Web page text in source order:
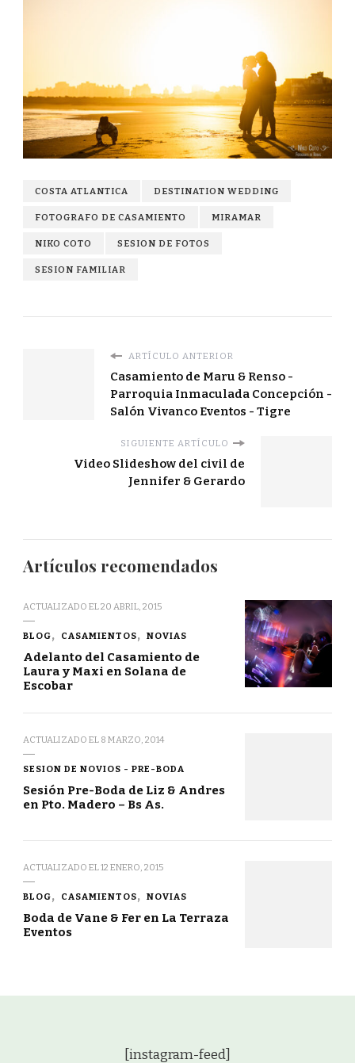
COSTA ATLANTICA DESTINATION WEDDING
FOTOGRAFO DE CASAMIENTO MIRAMAR
NIKO COTO SESION DE FOTOS
SESION FAMILIAR
ARTÍCULO ANTERIOR
Casamiento de Maru & Renso -
Parroquia Inmaculada Concepción -
Salón Vivanco Eventos - Tigre
SIGUIENTE ARTÍCULO
Video Slideshow del civil de
Jennifer & Gerardo
Artículos recomendados
ACTUALIZADO EL20 ABRIL, 2015
BLOG CASAMIENTOS NOVIAS
Adelanto del Casamiento de
Laura y Maxi en Solana de
Escobar
ACTUALIZADO EL 8 MARZO, 2014
SESION DE NOVIOS - PRE-BODA
Sesión Pre-Boda de Liz & Andres
en Pto. Madero – Bs As.
ACTUALIZADO EL12 ENERO, 2015
BLOG CASAMIENTOS NOVIAS
Boda de Vane & Fer en La Terraza
Eventos
[instagram-feed]